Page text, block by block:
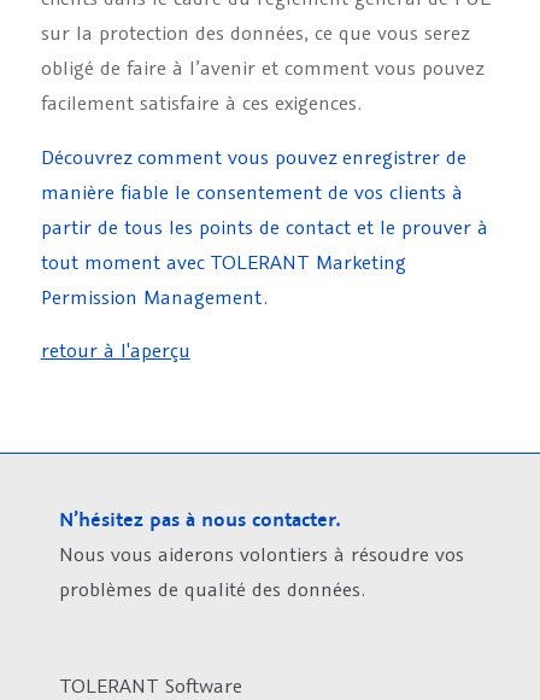
sur la protection des données, ce que vous serez
obligé de faire à l’avenir et comment vous pouvez
facilement satisfaire à ces exigences.
Découvrez comment vous pouvez enregistrer de
manière fiable le consentement de vos clients à
partir de tous les points de contact et le prouver à
tout moment avec TOLERANT Marketing
Permission Management.
retour à l'aperçu
N’hésitez pas à nous contacter.
Nous vous aiderons volontiers à résoudre vos
problèmes de qualité des données.
TOLERANT Software